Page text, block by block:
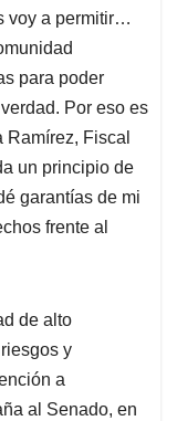
voy a permitir…
para poder
Por eso es
Fiscal
un principio de
garantías de mi
frente al
de alto
y
a
al Senado, en